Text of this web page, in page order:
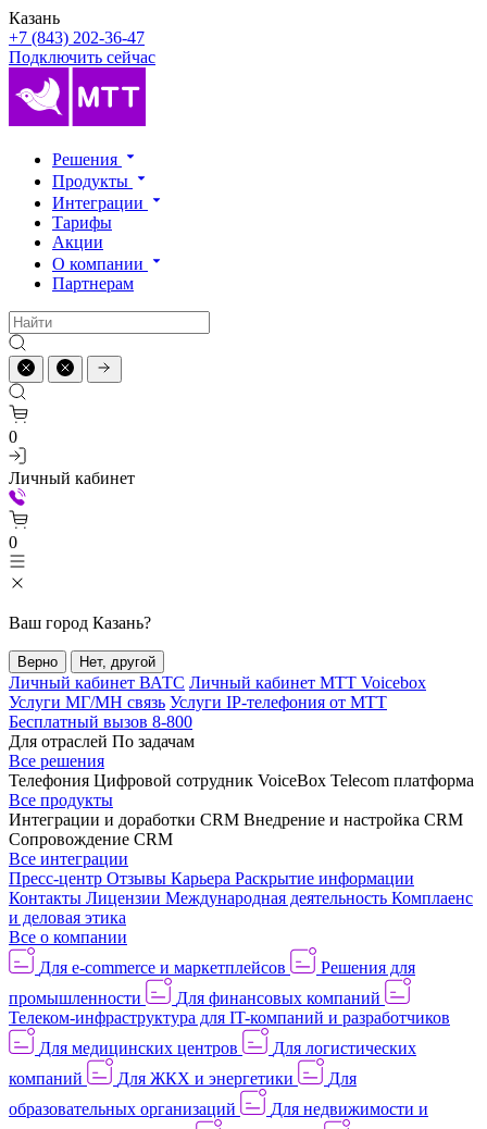
Казань
+7 (843) 202-36-47
Подключить сейчас
Решения
Продукты
Интеграции
Тарифы
Акции
О компании
Партнерам
0
Личный кабинет
0
Ваш город Казань?
Верно Нет, другой
Личный кабинет ВАТС Личный кабинет МТТ Voicebox
Услуги МГ/МН связь Услуги IP-телефония от МТТ
Бесплатный вызов 8-800
Для отраслей По задачам
Все решения
Телефония Цифровой сотрудник VoiceBox Telecom платформа
Все продукты
Интеграции и доработки CRM Внедрение и настройка CRM
Сопровождение CRM
Все интеграции
Пресс-центр Отзывы Карьера Раскрытие информации
Контакты Лицензии Международная деятельность Комплаенс
и деловая этика
Все о компании
Для e-commerce и маркетплейсов
Решения для
промышленности
Для финансовых компаний
Телеком-инфраструктура для IT-компаний и разработчиков
Для медицинских центров
Для логистических
компаний
Для ЖКХ и энергетики
Для
образовательных организаций
Для недвижимости и